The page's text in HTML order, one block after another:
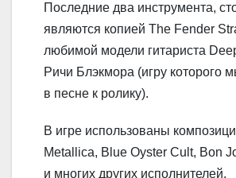
Последние два инструмента,
являются копией The Fender
любимой модели гитариста
Ричи Блэкмора (игру которого
в песне к ролику).
В игре использованы
Metallica, Blue Oyster Cult, Bon
и многих других исполнителей.